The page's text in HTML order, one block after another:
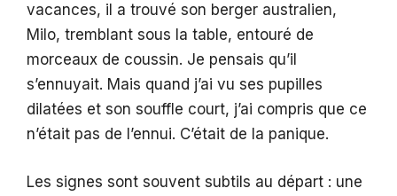
vacances, il a trouvé son berger australien,
Milo, tremblant sous la table, entouré de
morceaux de coussin. Je pensais qu’il
s’ennuyait. Mais quand j’ai vu ses pupilles
dilatées et son souffle court, j’ai compris que ce
n’était pas de l’ennui. C’était de la panique.
Les signes sont souvent subtils au départ : une